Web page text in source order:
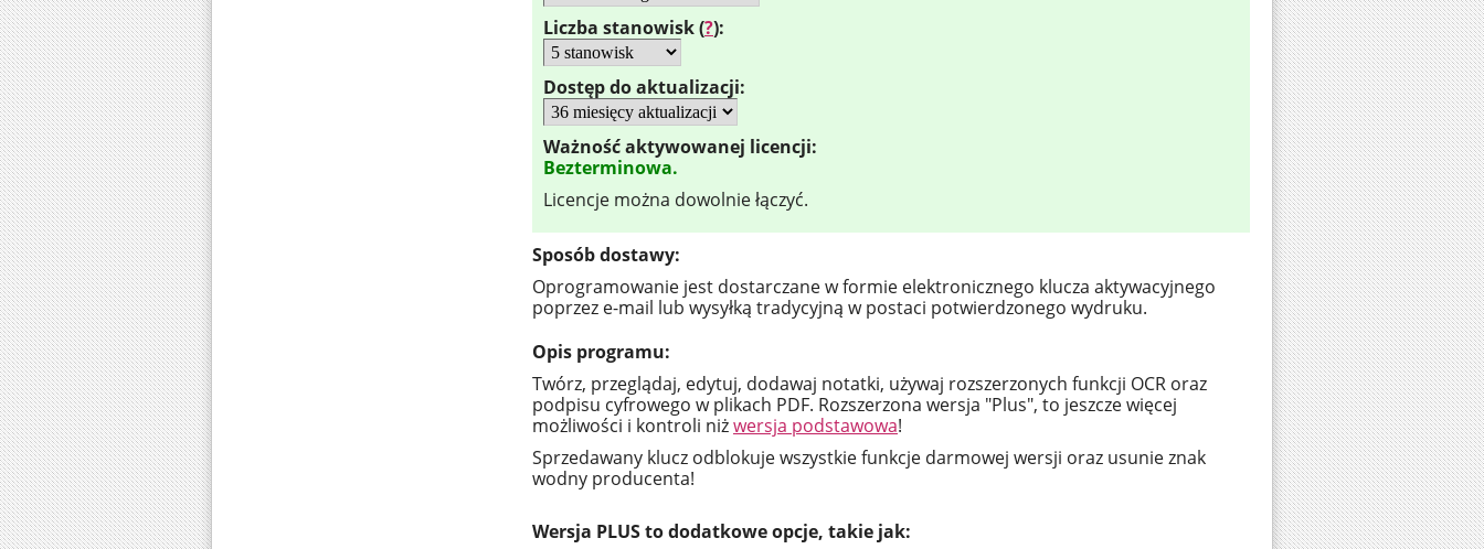
Liczba stanowisk (?):
Dostęp do aktualizacji:
Ważność aktywowanej licencji:
Bezterminowa.
Licencje można dowolnie łączyć.
Sposób dostawy:
Oprogramowanie jest dostarczane w formie elektronicznego klucza aktywacyjnego
poprzez e-mail lub wysyłką tradycyjną w postaci potwierdzonego wydruku.
Opis programu:
Twórz, przeglądaj, edytuj, dodawaj notatki, używaj rozszerzonych funkcji OCR oraz
podpisu cyfrowego w plikach PDF. Rozszerzona wersja "Plus", to jeszcze więcej
możliwości i kontroli niżwersja podstawowa!
Sprzedawany klucz odblokuje wszystkie funkcje darmowej wersji oraz usunie znak
wodny producenta!
Wersja PLUS to dodatkowe opcje, takie jak: